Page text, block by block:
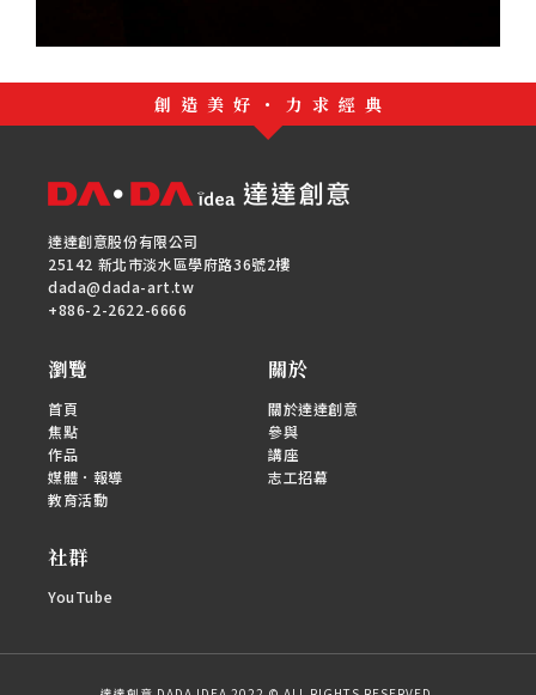
創造美好・力求經典
達達創意股份有限公司
25142 新北市淡水區學府路36號2樓
dada@dada-art.tw
+886-2-2622-6666
瀏覽
首頁
焦點
作品
媒體．報導
教育活動
關於
關於達達創意
參與
講座
志工招幕
社群
YouTube